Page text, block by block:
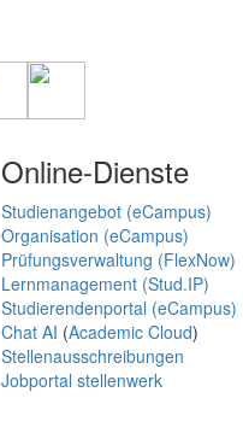
Online-Dienste
Studienangebot (eCampus)
Organisation (eCampus)
Prüfungsverwaltung (FlexNow)
Lernmanagement (Stud.IP)
Studierendenportal (eCampus)
Chat AI (Academic Cloud)
Stellenausschreibungen
Jobportal stellenwerk